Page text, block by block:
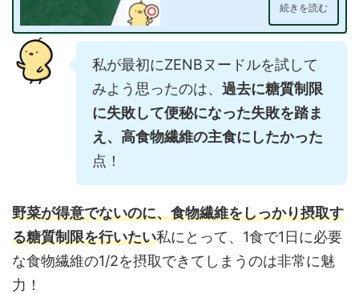
続きを読む
私が最初にZENBヌードルを試して
みよう思ったのは、 過去に糖質制限
に失敗して便秘になった失敗を踏ま
え、高食物繊維の主食にしたかった
点！
野菜が得意でないのに、食物繊維をしっかり摂取す
る糖質制限を行いたい私にとって、1食で1日に必要
な食物繊維の1/2を摂取できてしまうのは非常に魅
力！